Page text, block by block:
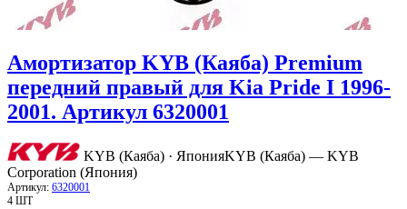
Амортизатор KYB (Каяба) Premium
передний правый для Kia Pride I 1996-
2001. Артикул 6320001
KYB (Каяба) · ЯпонияKYB (Каяба) — KYB
Corporation (Япония)
Артикул: 6320001
4 ШТ